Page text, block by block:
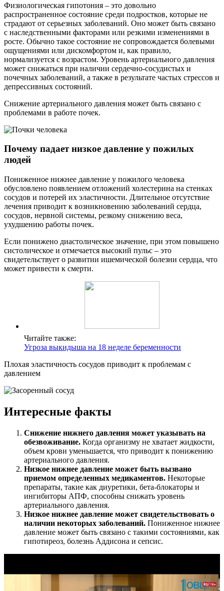
Физиологическая гипотония – это довольно
распространенное состояние среди подростков, которые не
страдают от серьезных заболеваний. Оно может быть связано
с наследственными факторами или резкими изменениями в
росте. Обычно такое состояние не сопровождается болевыми
ощущениями или дискомфортом и, как правило,
нормализуется с возрастом. Уровень артериального давления
может снижаться при наличии сердечно-сосудистых и
почечных заболеваний, а также в результате частых стрессов и
депрессивных состояний.
Снижение артериального давления может быть связано с
проблемами в работе почек.
Почему падает низкое давление у пожилых
людей
Пониженное нижнее давление у пожилого человека
обусловлено появлением отложений холестерина на стенках
сосудов и потерей их эластичности. Длительное отсутствие
лечения приводит к возникновению заболеваний сердца,
сосудов, нервной системы, резкому снижению веса,
ухудшению работы почек.
Если понижено диастолическое значение, при этом повышено
систолическое и отмечается высокий пульс – это
свидетельствует о развитии ишемической болезни сердца, что
может привести к смерти.
Читайте также:
Угроза выкидыша на 18 неделе беременности
Плохая эластичность сосудов приводит к проблемам с
давлением
Интересные факты
Снижение нижнего давления может указывать на
обезвоживание. Когда организму не хватает жидкости,
объем крови уменьшается, что приводит к понижению
артериального давления.
Низкое нижнее давление может быть вызвано
приемом определенных медикаментов. Некоторые
препараты, такие как диуретики, бета-блокаторы и
ингибиторы АПФ, способны снижать уровень
артериального давления.
Низкое нижнее давление может свидетельствовать о
наличии некоторых заболеваний. Пониженное нижнее
давление может быть связано с такими состояниями, как
гипотиреоз, болезнь Аддисона и сепсис.